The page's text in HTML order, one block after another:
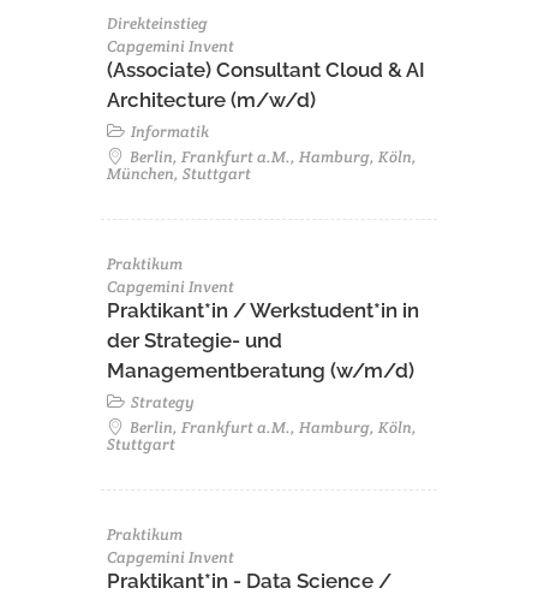
Direkteinstieg
Capgemini Invent
(Associate) Consultant Cloud & AI
Architecture (m/w/d)​ ​
Informatik
Berlin, Frankfurt a.M., Hamburg, Köln,
München, Stuttgart
Praktikum
Capgemini Invent
Praktikant*in / Werkstudent*in in
der Strategie- und
Managementberatung (w/m/d)
Strategy
Berlin, Frankfurt a.M., Hamburg, Köln,
Stuttgart
Praktikum
Capgemini Invent
Praktikant*in - Data Science /